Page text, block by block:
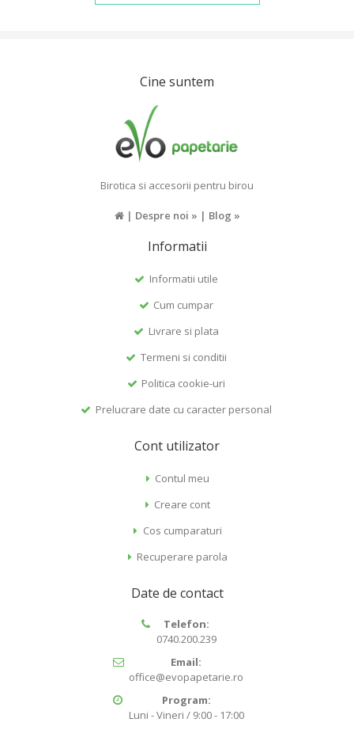
Cine suntem
Birotica si accesorii pentru birou
| Despre noi » | Blog »
Informatii
Informatii utile
Cum cumpar
Livrare si plata
Termeni si conditii
Politica cookie-uri
Prelucrare date cu caracter personal
Cont utilizator
Contul meu
Creare cont
Cos cumparaturi
Recuperare parola
Date de contact
Telefon:
0740.200.239
Email:
office@evopapetarie.ro
Program:
Luni - Vineri / 9:00 - 17:00